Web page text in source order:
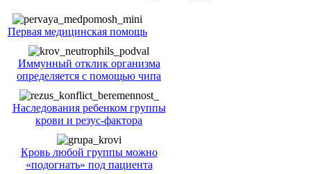
Первая медицинская помощь
Иммунный отклик организма
определяется с помощью чипа
Наследования ребенком группы
крови и резус-фактора
Кровь любой группы можно
«подогнать» под пациента